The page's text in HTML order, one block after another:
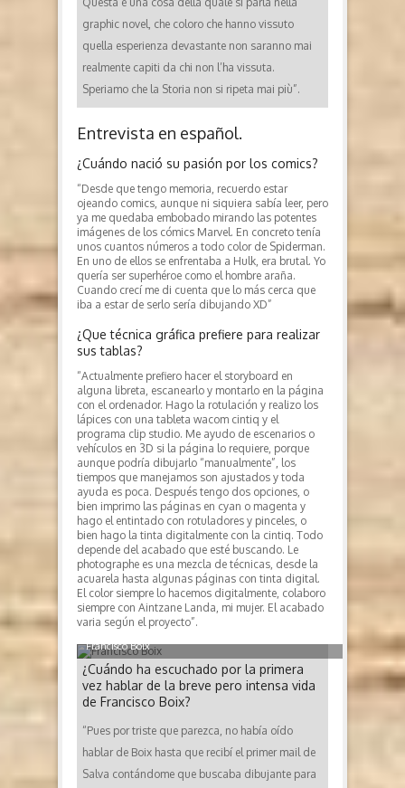
graphic novel, che coloro che hanno vissuto
quella esperienza devastante non saranno mai
realmente capiti da chi non l’ha vissuta.
Speriamo che la Storia non si ripeta mai più”.
Entrevista en español.
¿Cuándo nació su pasión por los comics?
“Desde que tengo memoria, recuerdo estar
ojeando comics, aunque ni siquiera sabía leer, pero
ya me quedaba embobado mirando las potentes
imágenes de los cómics Marvel. En concreto tenía
unos cuantos números a todo color de Spiderman.
En uno de ellos se enfrentaba a Hulk, era brutal. Yo
quería ser superhéroe como el hombre araña.
Cuando crecí me di cuenta que lo más cerca que
iba a estar de serlo sería dibujando XD”
¿Que técnica gráfica prefiere para realizar
sus tablas?
“Actualmente prefiero hacer el storyboard en
alguna libreta, escanearlo y montarlo en la página
con el ordenador. Hago la rotulación y realizo los
lápices con una tableta wacom cintiq y el
programa clip studio. Me ayudo de escenarios o
vehículos en 3D si la página lo requiere, porque
aunque podría dibujarlo “manualmente”, los
tiempos que manejamos son ajustados y toda
ayuda es poca. Después tengo dos opciones, o
bien imprimo las páginas en cyan o magenta y
hago el entintado con rotuladores y pinceles, o
bien hago la tinta digitalmente con la cintiq. Todo
depende del acabado que esté buscando. Le
photographe es una mezcla de técnicas, desde la
acuarela hasta algunas páginas con tinta digital.
El color siempre lo hacemos digitalmente, colaboro
siempre con Aintzane Landa, mi mujer. El acabado
varia según el proyecto”.
Francisco Boix
¿Cuándo ha escuchado por la primera
vez hablar de la breve pero intensa vida
de Francisco Boix?
“Pues por triste que parezca, no había oído
hablar de Boix hasta que recibí el primer mail de
Salva contándome que buscaba dibujante para